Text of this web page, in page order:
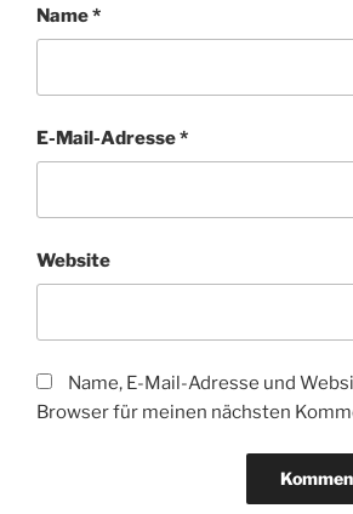
Name*
E-Mail-Adresse*
Website
Name, E-Mail-Adresse und
Browser für meinen nächsten